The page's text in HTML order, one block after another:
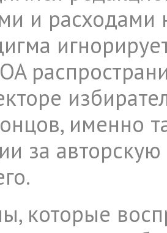
и расходами
именно
за авторскую
которые